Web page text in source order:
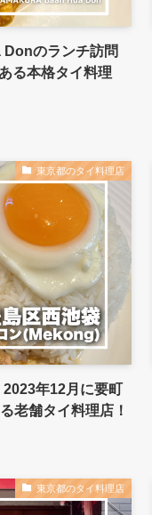
のランチ訪問
る本格タイ料理
東京都のタイ料理店
年12月に要町
老舗タイ料理店！
東京都のタイ料理店